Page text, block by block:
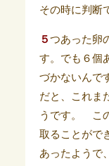
その時に判断
５つあった卵
す。でも６個
づかないんで
だと、これま
うです。 こ
取ることがで
あったようで